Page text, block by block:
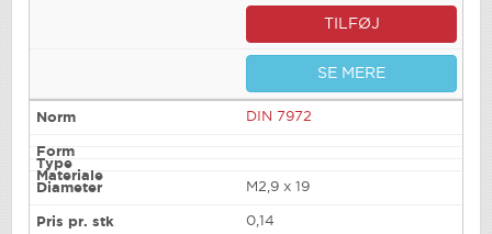
TILFØJ
SE MERE
DIN 7972
M2,9 x 19
0,14